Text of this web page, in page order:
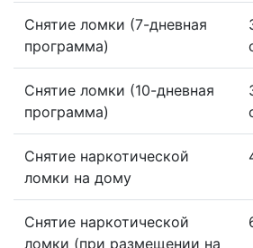
Снятие ломки (7-дневная
программа)
Снятие ломки (10-дневная
программа)
Снятие наркотической
ломки на дому
Снятие наркотической
ломки (при размещении на